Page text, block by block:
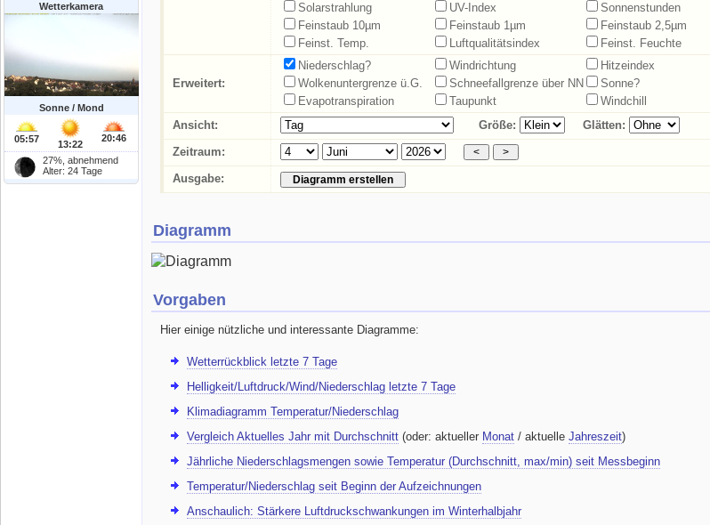
Wetterkamera
Sonne / Mond
05:57 13:22
20:46
27%, abnehmend
Alter: 24 Tage
Solarstrahlung
UV-Index
Sonnenstunden
Feinstaub 10µm
Feinstaub 1µm
Feinstaub 2,5µm
Feinst. Temp.
Luftqualitätsindex Feinst. Feuchte
Erweitert:
Niederschlag? Windrichtung
Hitzeindex
Wolkenuntergrenze ü.G.
Schneefallgrenze über NN
Sonne?
Evapotranspiration
Taupunkt
Windchill
Ansicht:
Größe:
Glätten:
Zeitraum:
Ausgabe:
Diagramm
Vorgaben
Hier einige nützliche und interessante Diagramme:
Wetterrückblick letzte 7 Tage
Helligkeit/Luftdruck/Wind/Niederschlag letzte 7 Tage
Klimadiagramm Temperatur/Niederschlag
Vergleich Aktuelles Jahr mit Durchschnitt (oder: aktueller Monat / aktuelle Jahreszeit)
Jährliche Niederschlagsmengen sowie Temperatur (Durchschnitt, max/min) seit Messbeginn
Temperatur/Niederschlag seit Beginn der Aufzeichnungen
Anschaulich: Stärkere Luftdruckschwankungen im Winterhalbjahr